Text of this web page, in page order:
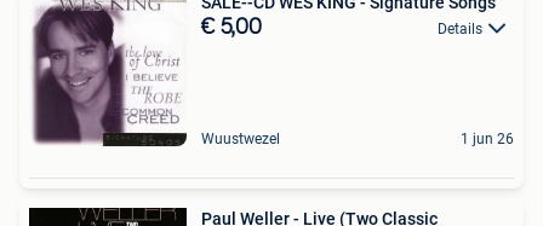
€ 5,00 Details
Wuustwezel 1 jun 26
Paul Weller - Live (Two Classic